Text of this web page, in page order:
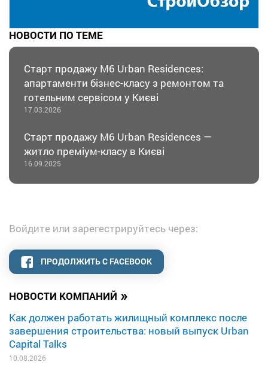
НОВОСТИ КОМПАНИЙ »
Как должен работать жилищный комплекс после
завершения строительства: новый выпуск Urban
Capital Talks
10.08.2026
НОВОСТИ ПО ТЕМЕ
Старт продажу M6 Urban Residences:
апартаменти бізнес-класу з ремонтом та
готельним сервісом у Києві
17.03.2026
Старт продажу М6 Urban Residences —
житло преміум-класу в Києві
16.09.2025
Войдите или зарегестрируйтесь через:
ПРОДОЛЖИТЬ С FACEBOOK